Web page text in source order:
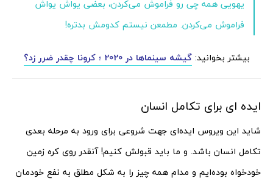
یهویی همه چی رو فراموش می‌کردن، بعضی یواش یواش
فراموش می‌کردن. مطمعن نیستم کدومش بدتره!
بیشتر بخوانید:گیشه سینماها در 2020 ؛ کرونا چقدر ضرر زد؟
ایده ای برای تکامل انسان
شاید این ویروس ایده‌ای جهت شروعی برای ورود به مرحله بعدی
تکامل انسان باشد. و ما باید قبولش کنیم! آنقدر روی کره زمین
خودخواه بوده‌ایم و مدام همه چیز را به شکل مطلق به نفع خودمان